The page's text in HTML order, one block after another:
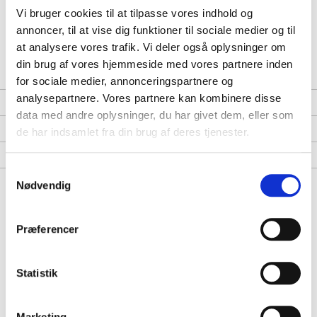
Vi bruger cookies til at tilpasse vores indhold og
annoncer, til at vise dig funktioner til sociale medier og til
at analysere vores trafik. Vi deler også oplysninger om
din brug af vores hjemmeside med vores partnere inden
for sociale medier, annonceringspartnere og
analysepartnere. Vores partnere kan kombinere disse
data med andre oplysninger, du har givet dem, eller som
de har indsamlet fra din brug af deres tjenester.
Samtykkevalg
Nødvendig
Præferencer
Statistik
Udskæring: Overlår
Oprindelse: Danmark
Leveres som: Frostvare
Holdbarhed: Minimum 3 måneder.
Bedømmelser
Opskrifter
TheMeatClub Pris
23%
Kyllingevinger 3-leds rå.